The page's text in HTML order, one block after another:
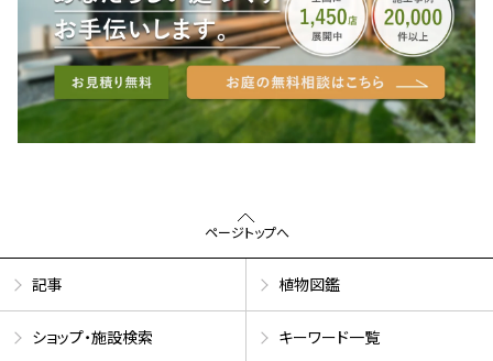
ページトップへ
記事 植物図鑑
ショップ・施設検索 キーワード一覧